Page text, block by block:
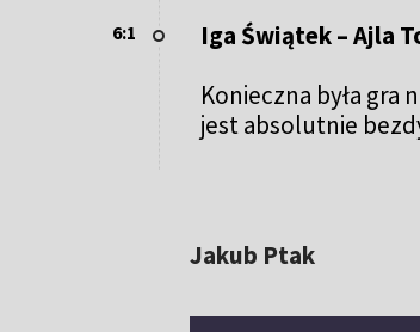
6:1
Iga Świątek – Ajla
Konieczna była gra
jest absolutnie
Jakub Ptak